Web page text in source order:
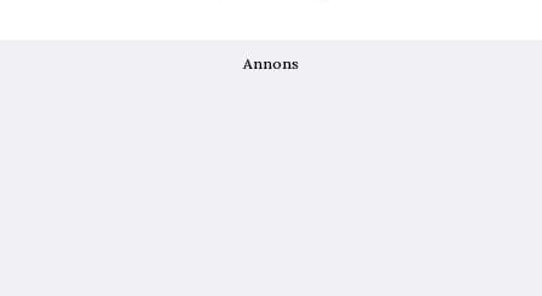
Annons